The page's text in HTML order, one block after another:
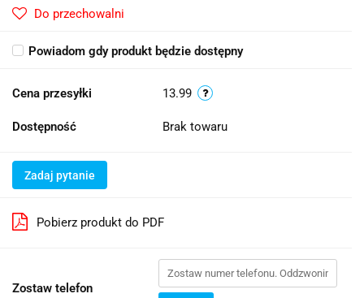
Do przechowalni
Powiadom gdy produkt będzie dostępny
Cena przesyłki 13.99
Dostępność Brak towaru
Zadaj pytanie
Pobierz produkt do PDF
Zostaw telefon